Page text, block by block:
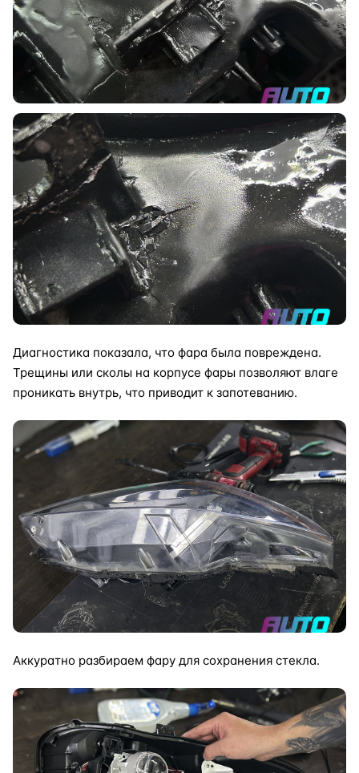
Диагностика показала, что фара была повреждена.
Трещины или сколы на корпусе фары позволяют влаге
проникать внутрь, что приводит к запотеванию.
Аккуратно разбираем фару для сохранения стекла.